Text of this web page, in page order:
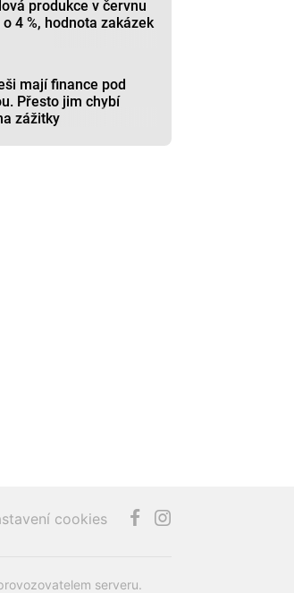
produkce v červnu
4 %, hodnota zakázek
mají finance pod
Přesto jim chybí
zážitky
cookies
serveru.